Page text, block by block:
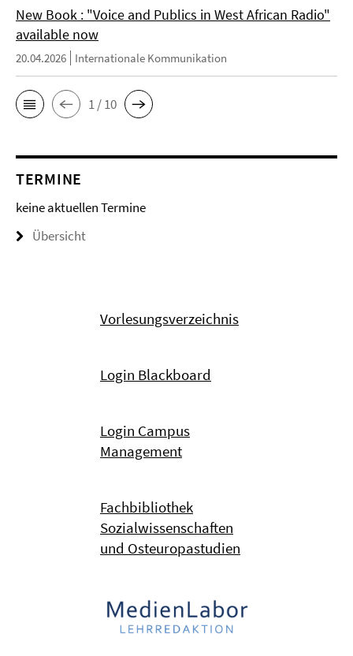
New Book : "Voice and Publics in West African Radio"
available now
20.04.2026 Internationale Kommunikation
1 / 10
TERMINE
keine aktuellen Termine
Übersicht
Vorlesungsverzeichnis
Login Blackboard
Login Campus
Management
Fachbibliothek
Sozialwissenschaften
und Osteuropastudien